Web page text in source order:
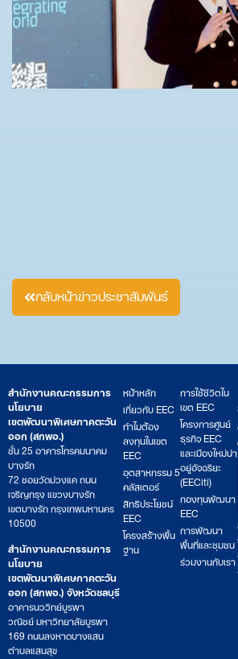
กลับหน้าข่าวประชาสัมพันธ์
สำนักงานคณะกรรมการ
นโยบาย
เขตพัฒนาพิเศษภาคตะวัน
ออก (สกพอ.)
ชั้น 25 อาคารโทรคมนาคม
บางรัก
72 ซอยวัดม่วงแค ถนน
เจริญกรุง แขวงบางรัก
เขตบางรัก กรุงเทพมหานคร
10500
สำนักงานคณะกรรมการ
นโยบาย
เขตพัฒนาพิเศษภาคตะวัน
ออก (สกพอ.) จังหวัดชลบุรี
อาคารนววิทย์บูรพา
วณิชย์ มหาวิทยาลัยบูรพา
169 ถนนลงหาดบางแสน
ตำบลแสนสุข
หน้าหลัก
เกี่ยวกับ EEC
ทำไมต้อง
ลงทุนในเขต
EEC
อุตสาหกรรม 5
คลัสเตอร์
สิทธิประโยชน์
EEC
โครงสร้างพื้น
ฐาน
การใช้ชีวิตใน
เขต EEC
โครงการศูนย์
ธุรกิจ EEC
และเมืองใหม่น่า
อยู่อัจฉริยะ
(EECiti)
กองทุนพัฒนา
EEC
การพัฒนา
พื้นที่และชุมชน
ร่วมงานกับเรา